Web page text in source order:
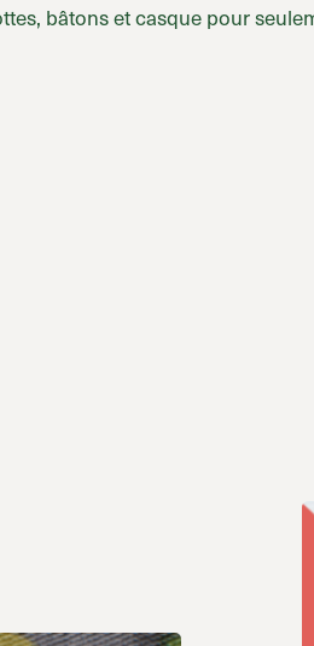
bâtons et casque pour